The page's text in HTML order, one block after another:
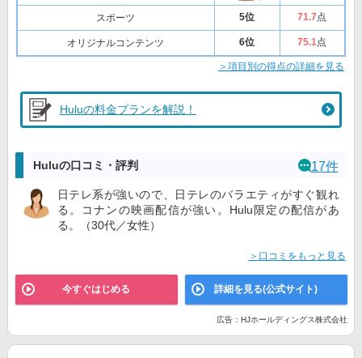
スポーツ 5位 71.7点
オリジナルコンテンツ 6位 75.1点
＞項目別の得点の詳細を見る
Huluの料金プランを解説！
Huluの口コミ・評判 17件
日テレ系が強いので、日テレのバラエティがすぐ観れ
る。コナンの映画配信が強い。Hulu限定の配信があ
る。（30代／女性）
＞口コミをもっと見る
今すぐはじめる 詳細を見る(公式サイト)
広告：HJホールディングス株式会社